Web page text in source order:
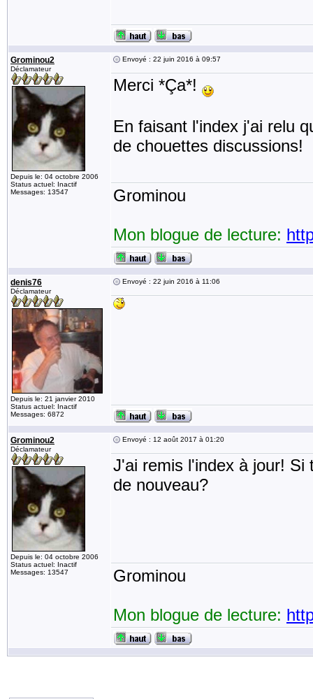
Grominou2
Déclamateur
Depuis le: 04 octobre 2006
Status actuel: Inactif
Messages: 13547
Envoyé : 22 juin 2016 à 09:57
Merci *Ça*!
En faisant l'index j'ai relu
de chouettes discussions!
Grominou
Mon blogue de lecture:
denis76
Déclamateur
Depuis le: 21 janvier 2010
Status actuel: Inactif
Messages: 6872
Envoyé : 22 juin 2016 à 11:06
Grominou2
Déclamateur
Depuis le: 04 octobre 2006
Status actuel: Inactif
Messages: 13547
Envoyé : 12 août 2017 à 01:20
J'ai remis l'index à jour! Si
de nouveau?
Grominou
Mon blogue de lecture: